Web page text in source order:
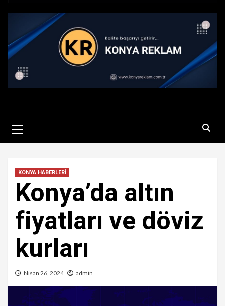
Menu
KONYA HABERLERİ
Konya’da altın
fiyatları ve döviz
kurları
Nisan 26, 2024 admin